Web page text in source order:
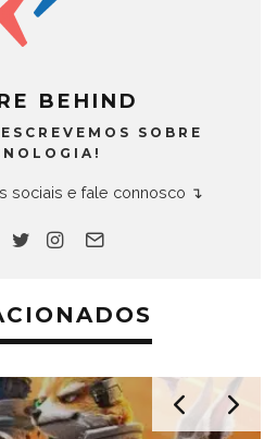
BEHIND
SOBRE
sociais e fale connosco ↴